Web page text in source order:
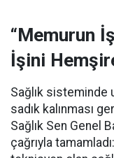
“Memurun
İşini
Sağlık sisteminde
sadık kalınması
Sağlık Sen Genel
çağrıyla tamamladı: